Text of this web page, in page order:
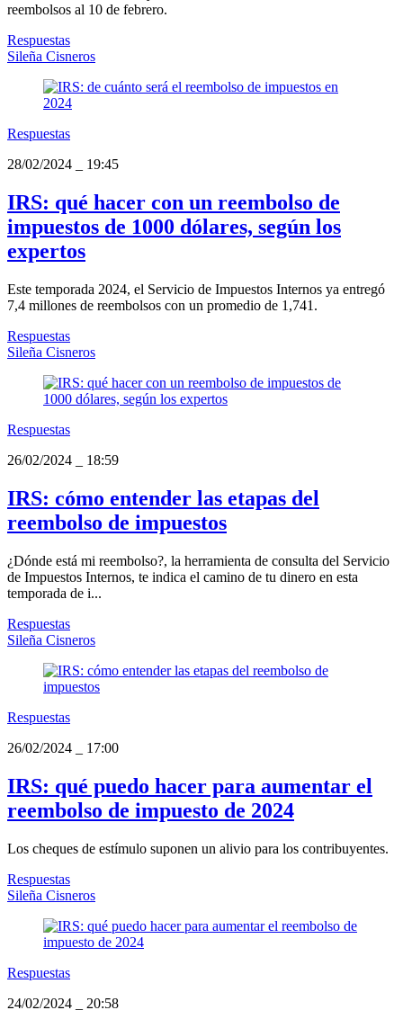
reembolsos al 10 de febrero.
Respuestas
Sileña Cisneros
Respuestas
28/02/2024
19:45
IRS: qué hacer con un reembolso de
impuestos de 1000 dólares, según los
expertos
Este temporada 2024, el Servicio de Impuestos Internos ya entregó
7,4 millones de reembolsos con un promedio de 1,741.
Respuestas
Sileña Cisneros
Respuestas
26/02/2024
18:59
IRS: cómo entender las etapas del
reembolso de impuestos
¿Dónde está mi reembolso?, la herramienta de consulta del Servicio
de Impuestos Internos, te indica el camino de tu dinero en esta
temporada de i...
Respuestas
Sileña Cisneros
Respuestas
26/02/2024
17:00
IRS: qué puedo hacer para aumentar el
reembolso de impuesto de 2024
Los cheques de estímulo suponen un alivio para los contribuyentes.
Respuestas
Sileña Cisneros
Respuestas
24/02/2024
20:58